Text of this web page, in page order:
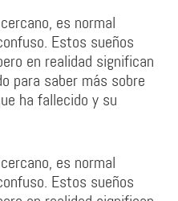
es normal
Estos sueños
en realidad significan
para saber más sobre
ha fallecido y su
es normal
Estos sueños